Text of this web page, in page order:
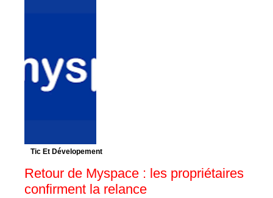
Tic Et Dévelopement
Retour de Myspace : les propriétaires
confirment la relance